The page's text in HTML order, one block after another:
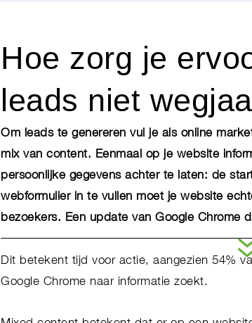
Hoe zorg je
leads niet
Om leads te genereren vul je als online
mix van content. Eenmaal op je website
persoonlijke gegevens achter te laten: de
webformulier in te vullen moet je website
bezoekers. Een update van Google Chrome
Dit betekent tijd voor actie, aangezien 54%
Google Chrome naar informatie zoekt.